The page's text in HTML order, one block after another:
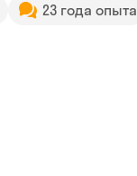
23 года опыта